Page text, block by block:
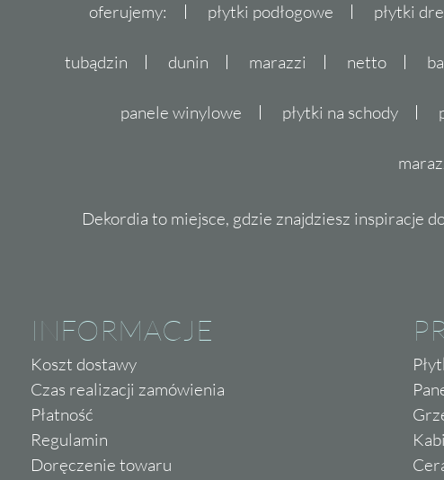
oferujemy: płytki podłogowe płytki
tubądzin dunin marazzi netto
panele winylowe płytki na schody
Dekordia to miejsce, gdzie znajdziesz inspiracje
INFORMACJE
Koszt dostawy
Czas realizacji zamówienia
Płatność
Regulamin
Doręczenie towaru